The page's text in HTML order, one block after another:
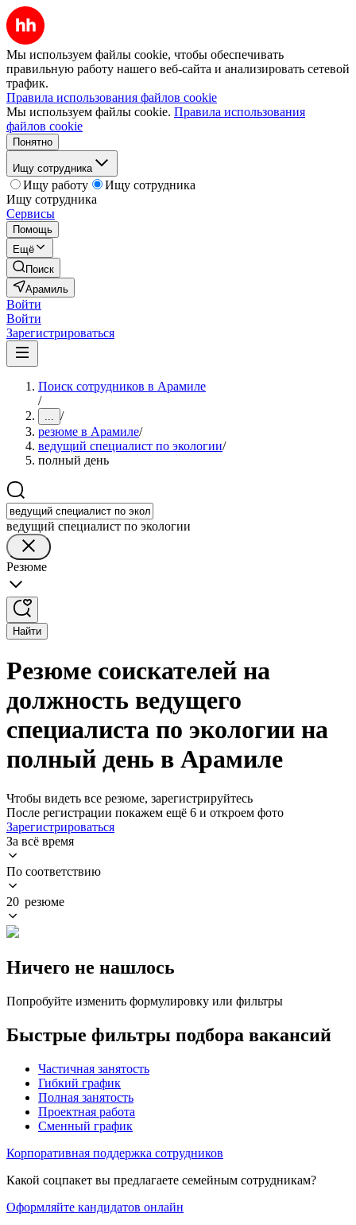
Мы используем файлы cookie, чтобы обеспечивать
правильную работу нашего веб-сайта и анализировать сетевой
трафик.
Правила использования файлов cookie
Мы используем файлы cookie. Правила использования
файлов cookie
Понятно
Ищу сотрудника
Ищу работу
Ищу сотрудника
Ищу сотрудника
Сервисы
Помощь
Ещё
Поиск
Арамиль
Войти
Войти
Зарегистрироваться
Поиск сотрудников в Арамиле
/
... /
резюме в Арамиле/
ведущий специалист по экологии/
полный день
ведущий специалист по экологии
Резюме
Найти
Резюме соискателей на
должность ведущего
специалиста по экологии на
полный день в Арамиле
Чтобы видеть все резюме, зарегистрируйтесь
После регистрации покажем ещё 6 и откроем фото
Зарегистрироваться
За всё время
По соответствию
20 резюме
Ничего не нашлось
Попробуйте изменить формулировку или фильтры
Быстрые фильтры подбора вакансий
Частичная занятость
Гибкий график
Полная занятость
Проектная работа
Сменный график
Корпоративная поддержка сотрудников
Какой соцпакет вы предлагаете семейным сотрудникам?
Оформляйте кандидатов онлайн